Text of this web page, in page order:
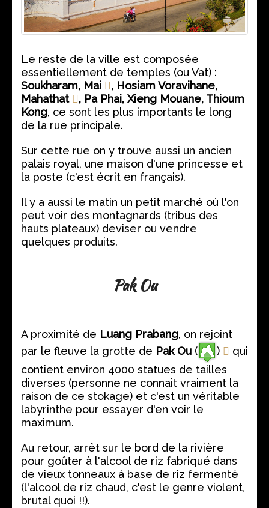
Le reste de la ville est composée
essentiellement de temples (ou Vat) :
Soukharam, Mai
, Hosiam Voravihane,
Mahathat
, Pa Phai, Xieng Mouane, Thioum
Kong, ce sont les plus importants le long
de la rue principale.
Sur cette rue on y trouve aussi un ancien
palais royal, une maison d'une princesse et
la poste (c'est écrit en français).
Il y a aussi le matin un petit marché où l'on
peut voir des montagnards (tribus des
hauts plateaux) deviser ou vendre
quelques produits.
Pak Ou
A proximité de Luang Prabang, on rejoint
par le fleuve la grotte de Pak Ou ( )
qui
contient environ 4000 statues de tailles
diverses (personne ne connait vraiment la
raison de ce stokage) et c'est un véritable
labyrinthe pour essayer d'en voir le
maximum.
Au retour, arrêt sur le bord de la rivière
pour goûter à l'alcool de riz fabriqué dans
de vieux tonneaux à base de riz fermenté
(l'alcool de riz chaud, c'est le genre violent,
brutal quoi !!).